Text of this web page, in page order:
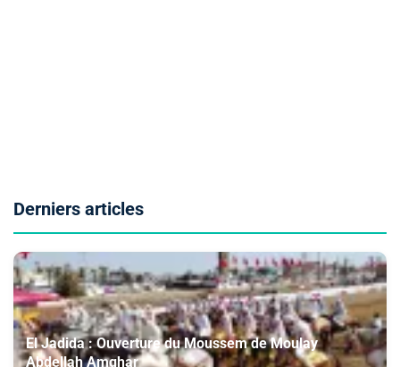
Derniers articles
El Jadida : Ouverture du Moussem de Moulay
Abdellah Amghar